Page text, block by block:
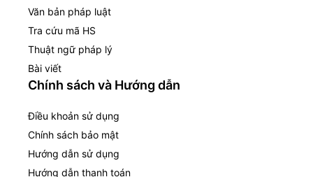
Văn bản pháp luật
Tra cứu mã HS
Thuật ngữ pháp lý
Bài viết
Chính sách và Hướng dẫn
Điều khoản sử dụng
Chính sách bảo mật
Hướng dẫn sử dụng
Hướng dẫn thanh toán